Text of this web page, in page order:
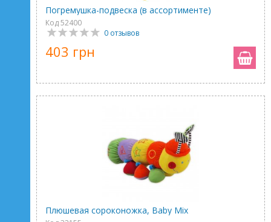
Погремушка-подвеска (в ассортименте)
Код 52400
0 отзывов
403 грн
Плюшевая сороконожка, Baby Mix